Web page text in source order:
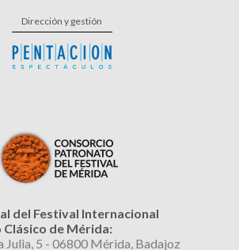
Dirección y gestión
del Festival Internacional
Clásico de Mérida:
Julia, 5 - 06800 Mérida, Badajoz